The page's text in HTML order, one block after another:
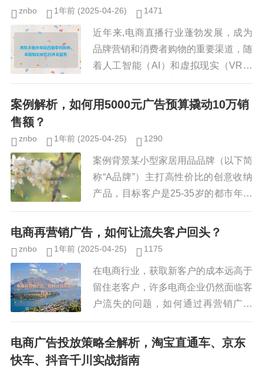
znbo 1年前 (2025-04-26) 1471
近年来,电商直播行业蓬勃发展，成为
品牌营销和消费者购物的重要渠道，随
着人工智能（AI）和虚拟现实（VR）
技术的进步，虚拟主播逐渐进入电商直
播领域，为行业带来新的变革，虚拟主
案例解析，如何用5000元广告预算撬动10万销
售额？
znbo 1年前 (2025-04-25) 1290
案例背景某小型家居用品品牌（以下简
称“A品牌”）主打高性价比的创意收纳
产品，目标客户是25-35岁的都市年轻
女性，该品牌刚起步，预算有限，希望
通过精准投放广告快速提升销量，初始
电商再营销广告，如何让流失客户回头？
znbo 1年前 (2025-04-25) 1175
在电商行业，获取新客户的成本远高于
留住老客户，许多电商企业仍然面临客
户流失的问题，如何通过再营销广告
（Retargeting Ads）重新吸引那些曾
经访问过网站或购买过产品但最终流失
的客户，成为提升转...
电商广告投放策略全解析，淘宝直通车、京东
快车、抖音千川实战指南